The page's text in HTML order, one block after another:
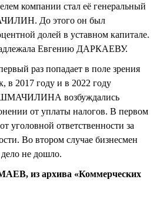
компании стал её генеральный
До этого он был
долей в уставном капитале.
Евгению ДАРКАЕВУ.
раз попадает в поле зрения
в 2017 году и в 2022 году
ШМАЧИЛИНА возбуждались
от уплаты налогов. В первом
уголовной ответственности за
Во втором случае бизнесмен
дело не дошло.
из архива «Коммерческих